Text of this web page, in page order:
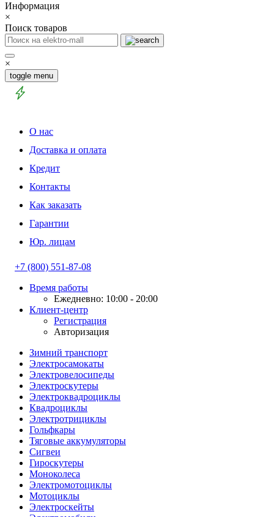
Информация
×
Поиск товаров
×
toggle menu
О нас
Доставка и оплата
Кредит
Контакты
Как заказать
Гарантии
Юр. лицам
+7 (800) 551-87-08
Время работы
Ежедневно: 10:00 - 20:00
Клиент-центр
Регистрация
Авторизация
Зимний транспорт
Электросамокаты
Электровелосипеды
Электроскутеры
Электроквадроциклы
Квадроциклы
Электротрициклы
Гольфкары
Тяговые аккумуляторы
Сигвеи
Гироскутеры
Моноколеса
Электромотоциклы
Мотоциклы
Электроскейты